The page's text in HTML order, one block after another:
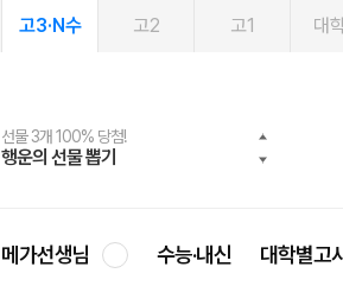
고3·N수 고2 고1 대
선물 3개 100% 당첨!
행운의 선물 뽑기
선물 100% 증정!
메가스터디 X 올리브
여름방학 스터디 캐시백
메가런 썸머스쿨
2027 러셀 단과
강사 공개선발
스마트러닝앱
설문 EVENT
메가패스
3일 무료 체험권
메가패스 수강생 무료혜택!
메가클럽 멤버십
사회공헌 캠페인
희망이룸 메가나눔
메가선생님 수능·내신 대학별고